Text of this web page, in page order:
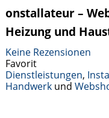
onstallateur –
Heizung und
Keine Rezensionen
Favorit
Dienstleistungen,
Handwerk und